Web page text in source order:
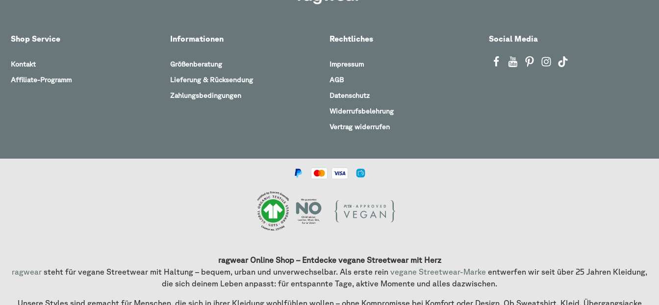
Social Media
Shop Service
Kontakt
Affiliate-Programm
Informationen
Größenberatung
Lieferung & Rücksendung
Zahlungsbedingungen
Rechtliches
Impressum
AGB
Datenschutz
Widerrufsbelehrung
Vertrag widerrufen
ragwear Online Shop – Entdecke vegane Streetwear mit Herz
ragwear steht für vegane Streetwear mit Haltung – bequem, urban und unverwechselbar. Als erste rein vegane Streetwear-Marke entwerfen wir seit über 25 Jahren Kleidung,
die sich deinem Leben anpasst: für entspannte Tage, aktive Momente und alles dazwischen.
Unsere Styles sind gemacht für Menschen, die sich in ihrer Kleidung wohlfühlen wollen – ohne Kompromisse bei Komfort oder Design. Ob Sweatshirt, Kleid, Übergangsjacke